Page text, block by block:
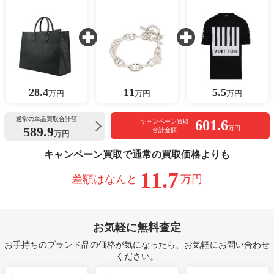
28.4万円 11 万円 5.5万円
通常の単品買取合計額
589.9万円
キャンペーン買取
合計金額
601.6万円
キャンペーン買取で通常の買取価格よりも
差額はなんと 11.7万円
お気軽に無料査定
お手持ちのブランド品の価格が気になったら、お気軽にお問い合わせ
ください。